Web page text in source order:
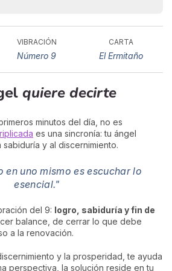
VIBRACIÓN
Número 9
CARTA
El Ermitaño
quiere decirte
minutos del día, no es
es una sincronía: tu ángel
sabiduría y al discernimiento.
en uno mismo es escuchar lo
esencial."
del 9: logro, sabiduría y fin de
balance, de cerrar lo que debe
a la renovación.
y la prosperidad, te ayuda
perspectiva, la solución reside en tu